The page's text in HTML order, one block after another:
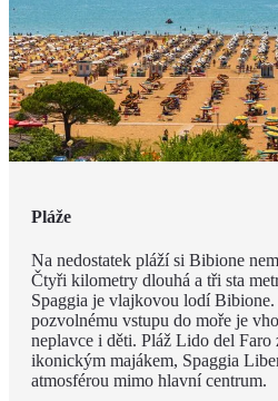
Pláže
Na nedostatek pláží si Bibione
Čtyři kilometry dlouhá a tři sta
Spaggia je vlajkovou lodí
pozvolnému vstupu do moře je
neplavce i děti. Pláž Lido del Faro
ikonickým majákem, Spaggia
atmosférou mimo hlavní centrum.